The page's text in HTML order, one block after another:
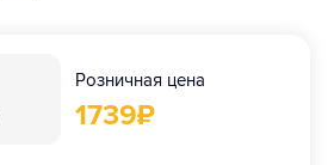
Розничная цена
1739₽